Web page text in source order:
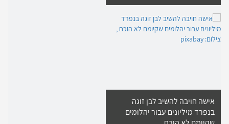
אישה חויבה להשיב לבן זוגה
בנפרד מיליונים עבור יהלומים